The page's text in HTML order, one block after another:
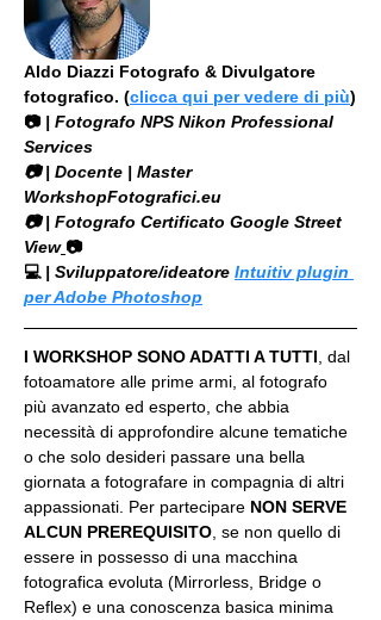
Aldo Diazzi Fotografo & Divulgatore
fotografico. (clicca qui per vedere di più)
📷 | Fotografo NPS Nikon Professional
Services
​📷 | Docente | Master
WorkshopFotografici.eu
📷 | Fotografo Certificato Google Street
View 📷
💻 | Sviluppatore/ideatore Intuitiv plugin
per Adobe Photoshop
I WORKSHOP SONO ADATTI A TUTTI , dal
fotoamatore alle prime armi, al fotografo
più avanzato ed esperto, che abbia
necessità di approfondire alcune tematiche
o che solo desideri passare una bella
giornata a fotografare in compagnia di altri
appassionati. Per partecipare NON SERVE
ALCUN PREREQUISITO , se non quello di
essere in possesso di una macchina
fotografica evoluta (Mirrorless, Bridge o
Reflex) e una conoscenza basica minima